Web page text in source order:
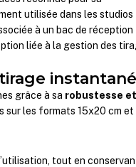
utilisée dans les studios
à un bac de réception
liée à la gestion des
instantané
grâce à sa robustesse
sur les formats 15x20 cm et
tout en